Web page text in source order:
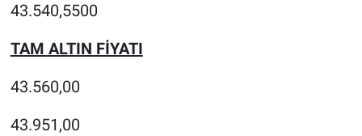
43.540,5500
TAM ALTIN FİYATI
43.560,00
43.951,00